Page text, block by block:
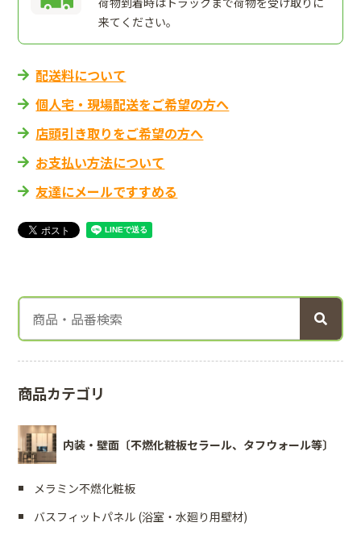
来てください。
配送料について
個人宅・現場配送をご希望の方へ
店頭引き取りをご希望の方へ
お支払い方法について
友達にメールですすめる
商品カテゴリ
内装・壁面〔不燃化粧板セラール、タフウォール等〕
メラミン不燃化粧板
バスフィットパネル (浴室・水廻り用壁材)